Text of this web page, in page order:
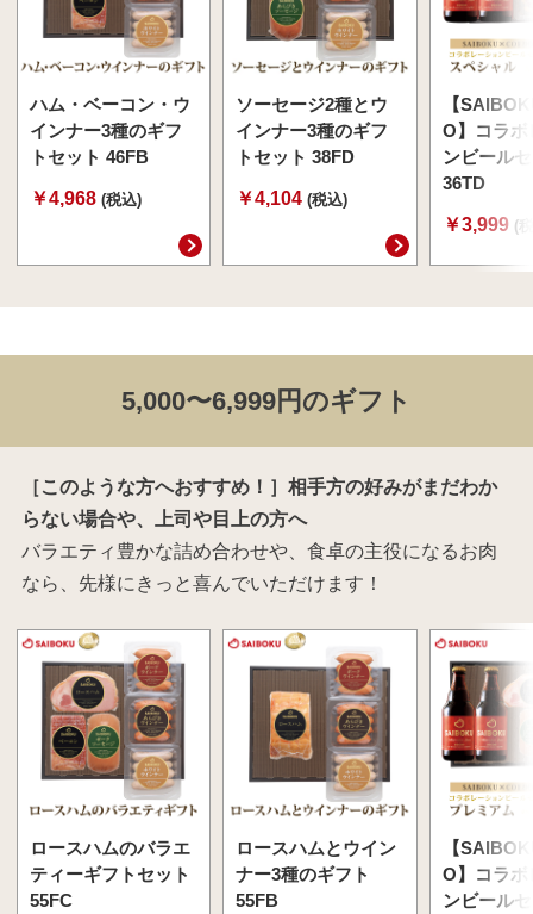
ハム・ベーコン・ウ
インナー3種のギフ
トセット 46FB
￥4,968 (税込)
ソーセージ2種とウ
インナー3種のギフ
トセット 38FD
￥4,104 (税込)
【
O】コラボ
ンビール
36TD
￥3,999 (
5,000〜6,999円のギフト
［このような方へおすすめ！］相手方の好みがまだわか
らない場合や、上司や目上の方へ
バラエティ豊かな詰め合わせや、食卓の主役になるお肉
なら、先様にきっと喜んでいただけます！
ロースハムのバラエ
ティーギフトセット
55FC
ロースハムとウイン
ナー3種のギフト
55FB
【
O】コラボ
ンビール